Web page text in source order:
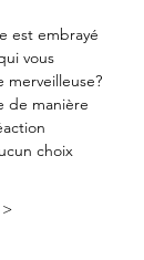
est embrayé
vous
merveilleuse?
de manière
choix
>